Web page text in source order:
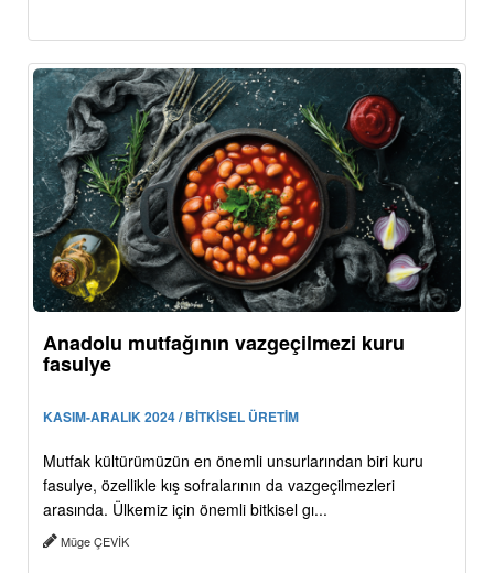
Anadolu mutfağının vazgeçilmezi kuru
fasulye
KASIM-ARALIK 2024 / BİTKİSEL ÜRETİM
Mutfak kültürümüzün en önemli unsurlarından biri kuru
fasulye, özellikle kış sofralarının da vazgeçilmezleri
arasında. Ülkemiz için önemli bitkisel gı...
Müge ÇEVİK